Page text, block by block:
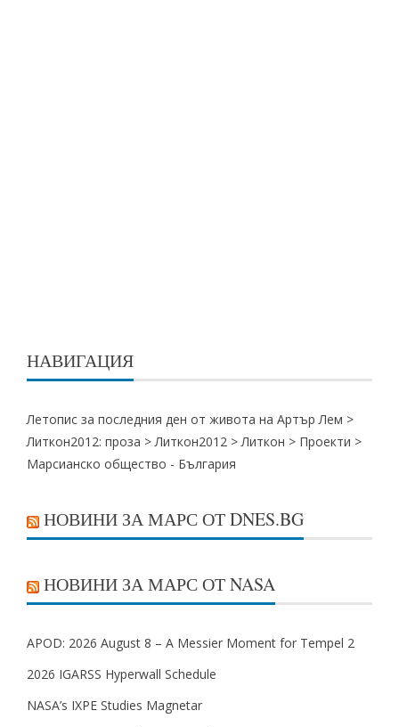
НАВИГАЦИЯ
Летопис за последния ден от живота на Артър Лем >
Литкон2012: проза >Литкон2012 >Литкон > Проекти >
Марсианско общество - България
НОВИНИ ЗА МАРС ОТ DNES.BG
НОВИНИ ЗА МАРС ОТ NASA
APOD: 2026 August 8 – A Messier Moment for Tempel 2
2026 IGARSS Hyperwall Schedule
NASA’s IXPE Studies Magnetar